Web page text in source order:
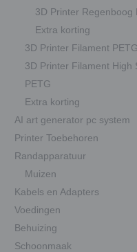
3D Printer Regenboog
Extra korting
3D Printer Filament PETG
3D Printer Filament High
PETG
Extra korting
AI art generator pc system
Printer Toebehoren
Randapparatuur
Muizen
Kabels en Adapters
Voedingen
Behuizing
Schoonmaak